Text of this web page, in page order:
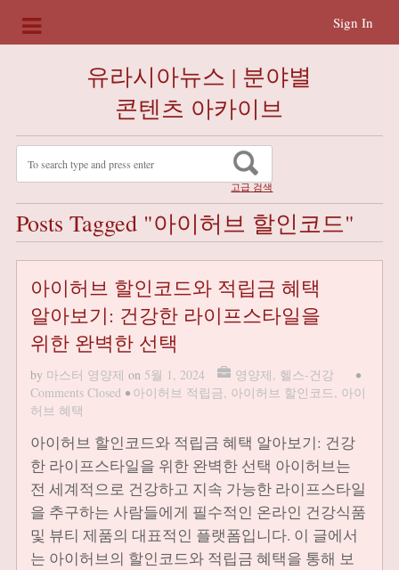
Sign In
유라시아뉴스 | 분야별
콘텐츠 아카이브
고급 검색
Posts Tagged "아이허브 할인코드"
아이허브 할인코드와 적립금 혜택
알아보기: 건강한 라이프스타일을
위한 완벽한 선택
by 마스터 영양제 on 5월 1, 2024 영양제, 헬스-건강
•
Comments Closed • 아이허브 적립금, 아이허브 할인코드, 아이
허브 혜택
아이허브 할인코드와 적립금 혜택 알아보기: 건강
한 라이프스타일을 위한 완벽한 선택 아이허브는
전 세계적으로 건강하고 지속 가능한 라이프스타일
을 추구하는 사람들에게 필수적인 온라인 건강식품
및 뷰티 제품의 대표적인 플랫폼입니다. 이 글에서
는 아이허브의 할인코드와 적립금 혜택을 통해 보